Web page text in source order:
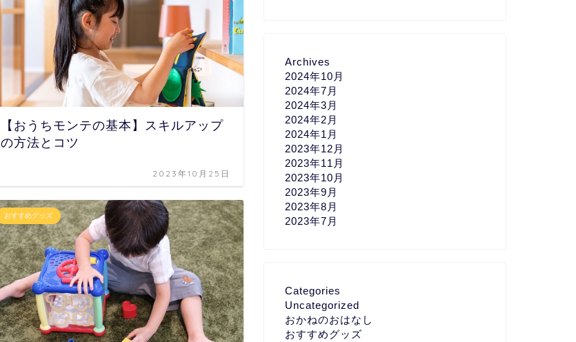
【おうちモンテの基本】スキルアップ
の方法とコツ
2023年10月25日
おすすめグッズ
Archives
2024年10月
2024年7月
2024年3月
2024年2月
2024年1月
2023年12月
2023年11月
2023年10月
2023年9月
2023年8月
2023年7月
Categories
Uncategorized
おかねのおはなし
おすすめグッズ